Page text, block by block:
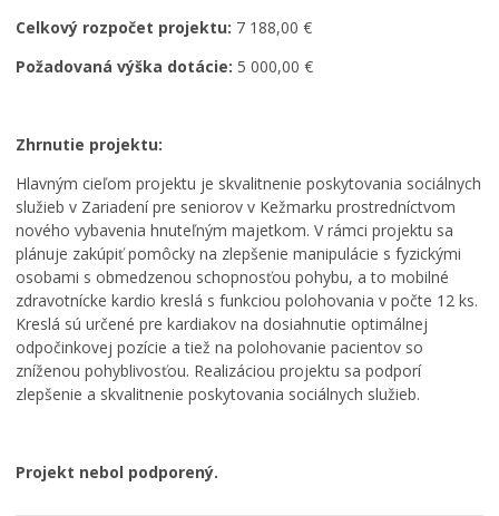
Zamestnanie v samospráve
Celkový rozpočet projektu: 7 188,00 €
Požadovaná výška dotácie: 5 000,00 €
Zhrnutie projektu:
Hlavným cieľom projektu je skvalitnenie poskytovania sociálnych
služieb v Zariadení pre seniorov v Kežmarku prostredníctvom
nového vybavenia hnuteľným majetkom. V rámci projektu sa
plánuje zakúpiť pomôcky na zlepšenie manipulácie s fyzickými
osobami s obmedzenou schopnosťou pohybu, a to mobilné
zdravotnícke kardio kreslá s funkciou polohovania v počte 12 ks.
Kreslá sú určené pre kardiakov na dosiahnutie optimálnej
odpočinkovej pozície a tiež na polohovanie pacientov so
zníženou pohyblivosťou. Realizáciou projektu sa podporí
zlepšenie a skvalitnenie poskytovania sociálnych služieb.
Projekt nebol podporený.